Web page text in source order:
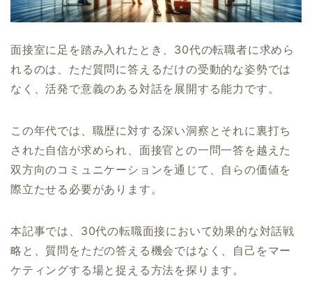
面接室に足を踏み入れたとき、30代の転職者に求めら
れるのは、ただ質問に答えるだけの受動的な姿勢では
なく、活発で意義のある対話を展開する能力です。
この年代では、職歴に対する深い洞察とそれに裏打ち
された自信が求められ、面接官との一問一答を越えた
双方向のコミュニケーションを通じて、自らの価値を
際立たせる必要があります。
本記事では、30代の転職面接において効果的な対話戦
略と、質問をただの答える機会ではなく、自己をマー
ケティングする場と捉える方法を探ります。